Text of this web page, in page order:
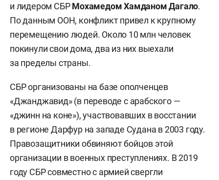
и лидером СБРМохамедом Хамданом Дагало.
По данным ООН, конфликт привел к крупному
перемещению людей. Около 10 млн человек
покинули свои дома, два из них выехали
за пределы страны.
СБР организованы на базе ополченцев
«Джанджавид» (в переводе с арабского —
«джинн на коне»), участвовавших в восстании
в регионе Дарфур на западе Судана в 2003 году.
Правозащитники обвиняют бойцов этой
организации в военных преступлениях. В 2019
году СБР совместно с армией свергли